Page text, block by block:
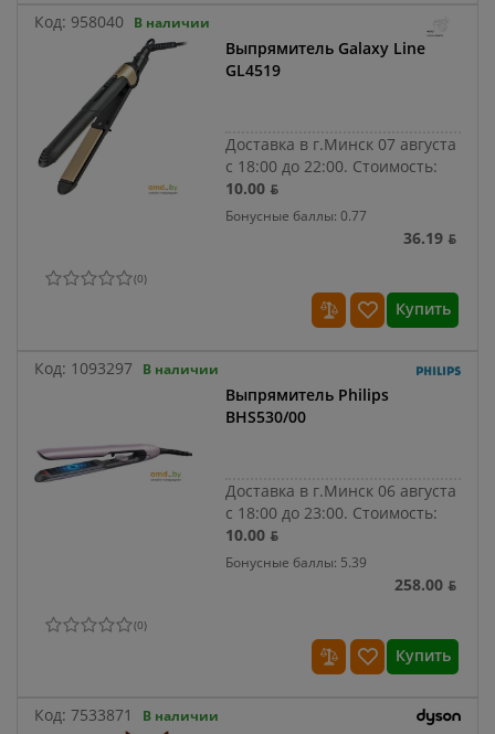
Код: 958040 В наличии
Выпрямитель Galaxy Line
GL4519
Доставка в г.Минск 07 августа
с 18:00 до 22:00. Стоимость:
10.00 ƃ
Бонусные баллы: 0.77
36.19 ƃ
(0)
Купить
Код: 1093297 В наличии
Выпрямитель Philips
BHS530/00
Доставка в г.Минск 06 августа
с 18:00 до 23:00. Стоимость:
10.00 ƃ
Бонусные баллы: 5.39
258.00 ƃ
(0)
Купить
Код: 7533871 В наличии